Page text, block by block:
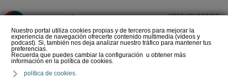
Nuestro portal utiliza cookies propias y de terceros para mejorar la
experiencia de navegación ofrecerte contenido multimedia (vídeos y
podcast). Si, también nos deja analizar nuestro tráfico para mantener tus
preferencias.
Recuerda que puedes cambiar la configuración u obtener más
información en la política de cookies.
política de cookies.
PRESUPUESTOS